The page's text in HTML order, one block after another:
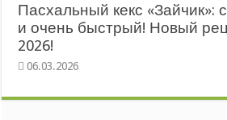
Пасхальный кекс «Зайчик»:
и очень быстрый! Новый
2026!